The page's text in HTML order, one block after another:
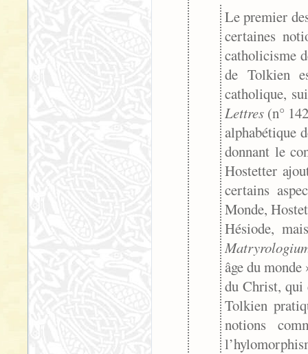
Le premier
certaines
catholicisme
de Tolkien
catholique,
Lettres (n°
alphabétique
donnant le
Hostetter
certains
Monde,
Hésiode,
âge du
du Christ, qui
Tolkien
notions